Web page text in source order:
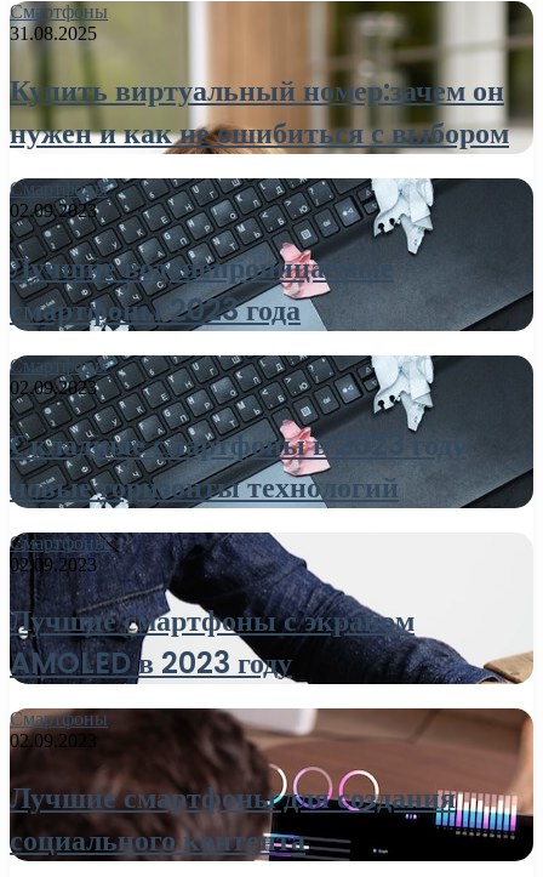
Смартфоны
31.08.2025
Купить виртуальный номер:зачем он
нужен и как не ошибиться с выбором
Смартфоны
02.09.2023
Лучшие водонепроницаемые
смартфоны 2023 года
Смартфоны
02.09.2023
Складные смартфоны в 2023 году
новые горизонты технологий
Смартфоны
02.09.2023
Лучшие смартфоны с экраном
AMOLED в 2023 году
Смартфоны
02.09.2023
Лучшие смартфоны для создания
социального контента